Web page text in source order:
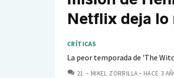
Netflix deja lo
CRÍTICAS
La peor temporada de 'The
21 COMENTARIOS
MIKEL ZORRILLA HACE 3